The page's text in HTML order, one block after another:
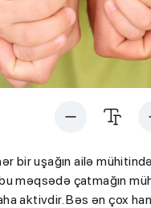
bir uşağın ailə
məqsədə çatmağın
aktivdir. Bəs ən çox